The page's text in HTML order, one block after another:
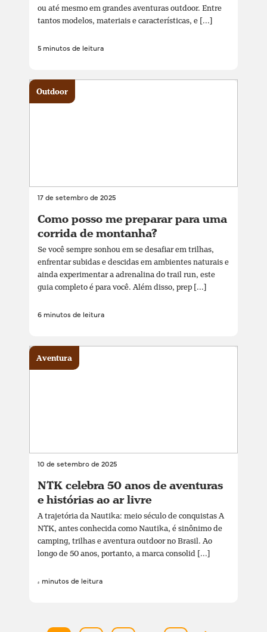
ou até mesmo em grandes aventuras outdoor. Entre
tantos modelos, materiais e características, e [...]
5 minutos de leitura
17 de setembro de 2025
Como posso me preparar para uma
corrida de montanha?
Se você sempre sonhou em se desafiar em trilhas,
enfrentar subidas e descidas em ambientes naturais e
ainda experimentar a adrenalina do trail run, este
guia completo é para você. Além disso, prep [...]
6 minutos de leitura
Outdoor
10 de setembro de 2025
NTK celebra 50 anos de aventuras
e histórias ao ar livre
A trajetória da Nautika: meio século de conquistas A
NTK, antes conhecida como Nautika, é sinônimo de
camping, trilhas e aventura outdoor no Brasil. Ao
longo de 50 anos, portanto, a marca consolid [...]
4 minutos de leitura
Aventura